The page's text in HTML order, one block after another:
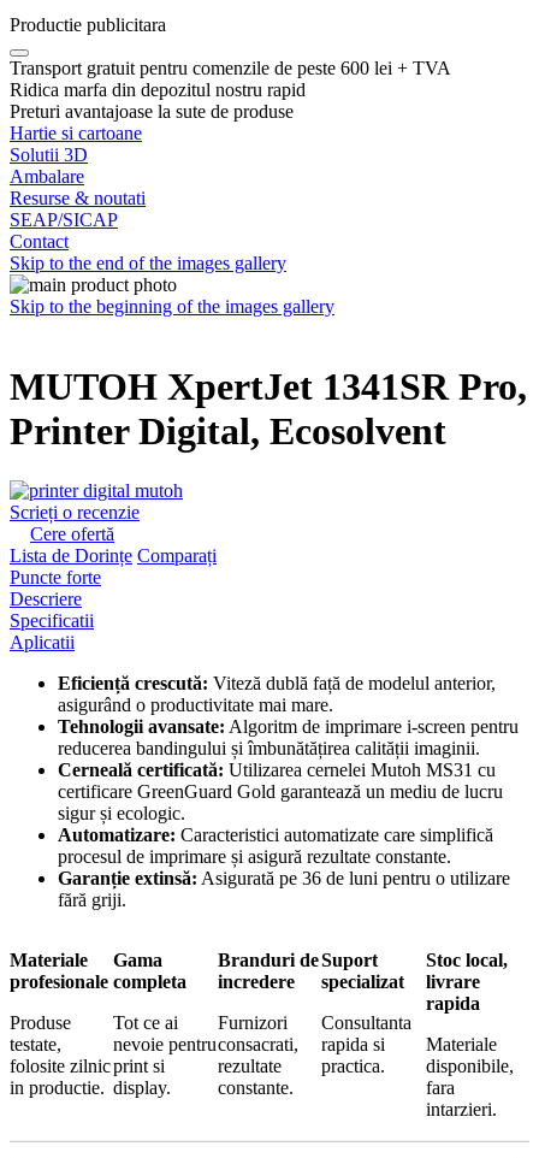
Productie publicitara
Transport gratuit pentru comenzile de peste 600 lei + TVA
Ridica marfa din depozitul nostru rapid
Preturi avantajoase la sute de produse
Hartie si cartoane
Solutii 3D
Ambalare
Resurse & noutati
SEAP/SICAP
Contact
Skip to the end of the images gallery
Skip to the beginning of the images gallery
MUTOH XpertJet 1341SR Pro,
Printer Digital, Ecosolvent
Scrieți o recenzie
Cere ofertă
Lista de Dorințe Comparați
Puncte forte
Descriere
Specificatii
Aplicatii
Eficiență crescută: Viteză dublă față de modelul anterior,
asigurând o productivitate mai mare.
Tehnologii avansate: Algoritm de imprimare i-screen pentru
reducerea bandingului și îmbunătățirea calității imaginii.
Cerneală certificată: Utilizarea cernelei Mutoh MS31 cu
certificare GreenGuard Gold garantează un mediu de lucru
sigur și ecologic.
Automatizare: Caracteristici automatizate care simplifică
procesul de imprimare și asigură rezultate constante.
Garanție extinsă: Asigurată pe 36 de luni pentru o utilizare
fără griji.
Materiale
profesionale
Produse
testate,
folosite zilnic
in productie.
Gama
completa
Tot ce ai
nevoie pentru
print si
display.
Branduri de
incredere
Furnizori
consacrati,
rezultate
constante.
Suport
specializat
Consultanta
rapida si
practica.
Stoc local,
livrare
rapida
Materiale
disponibile,
fara
intarzieri.